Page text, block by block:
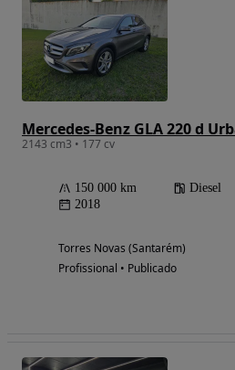
Mercedes-Benz GLA 220 d
2143 cm3 • 177 cv
150 000 km Diesel
2018
Torres Novas (Santarém)
Profissional • Publicado